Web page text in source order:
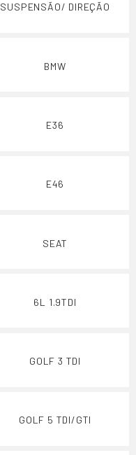
SUSPENSÃO/ DIREÇÃO
BMW
E36
E46
SEAT
6L 1.9TDI
GOLF 3 TDI
GOLF 5 TDI/GTI